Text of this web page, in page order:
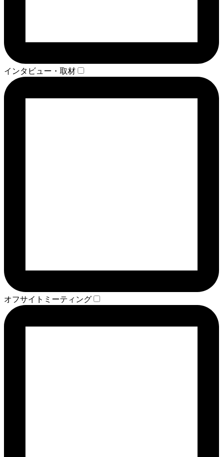
インタビュー・取材
オフサイトミーティング